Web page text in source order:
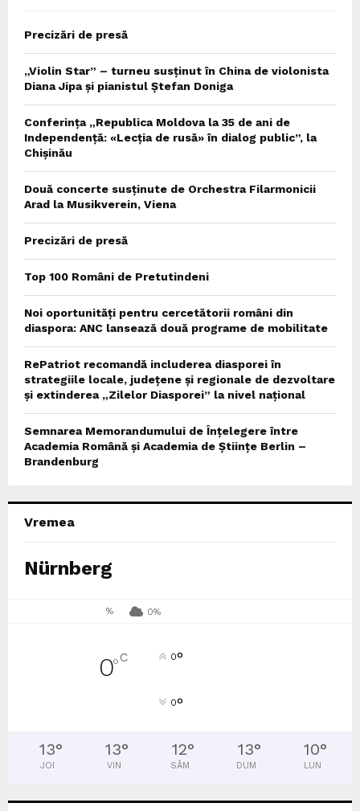
Precizări de presă
„Violin Star” – turneu susținut în China de violonista
Diana Jipa și pianistul Ștefan Doniga
Conferința „Republica Moldova la 35 de ani de
Independență: «Lecția de rusă» în dialog public”, la
Chișinău
Două concerte susținute de Orchestra Filarmonicii
Arad la Musikverein, Viena
Precizări de presă
Top 100 Români de Pretutindeni
Noi oportunități pentru cercetătorii români din
diaspora: ANC lansează două programe de mobilitate
RePatriot recomandă includerea diasporei în
strategiile locale, județene și regionale de dezvoltare
și extinderea „Zilelor Diasporei” la nivel național
Semnarea Memorandumului de Înțelegere între
Academia Română și Academia de Științe Berlin –
Brandenburg
Vremea
Nürnberg
% 0%
0°C 0°
0°
13°
JOI
13°
VIN
12°
SÂM
13°
DUM
10°
LUN